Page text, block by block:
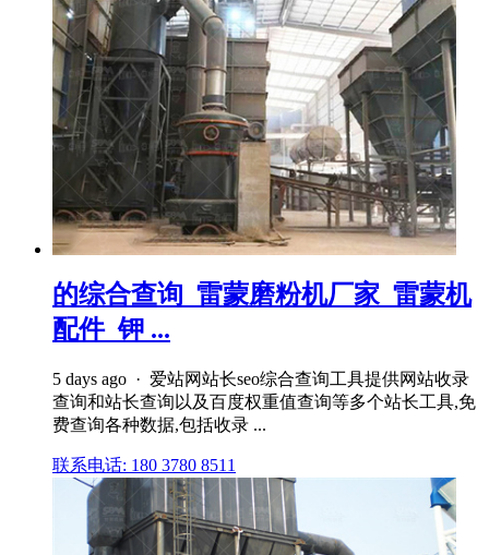
的综合查询_雷蒙磨粉机厂家_雷蒙机
配件_钾 ...
5 days ago · 爱站网站长seo综合查询工具提供网站收录
查询和站长查询以及百度权重值查询等多个站长工具,免
费查询各种数据,包括收录 ...
联系电话: 180 3780 8511